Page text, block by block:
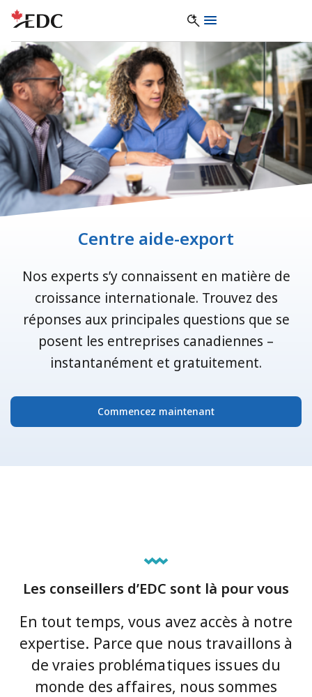
Centre aide-export
Nos experts s’y connaissent en matière de
croissance internationale. Trouvez des
réponses aux principales questions que se
posent les entreprises canadiennes –
instantanément et gratuitement.
Commencez maintenant
Les conseillers d’EDC sont là pour vous
En tout temps, vous avez accès à notre
expertise. Parce que nous travaillons à
de vraies problématiques issues du
monde des affaires, nous sommes